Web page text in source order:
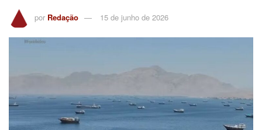
por Redação 15 de junho de 2026